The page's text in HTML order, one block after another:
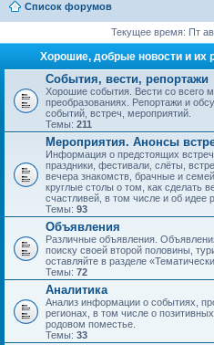
Список форумов
Текущее время: Пт
Хорошие, добрые новости и их
События, вести, репортажи
Хорошие события. Вести со всего
преобразованиях. Репортажи и
событий, встреч, мероприятий.
Темы: 211
Мероприятия. Анонсы
Информация о предстоящих
праздники, фестивали, слёты,
вечера знакомств, брачные и
круглые столы о том, как сделать
счастливей, в том числе и об идее
Темы: 93
Объявления
Различные объявления.
поиску своей второй половины,
оставляйте в разделе
Темы: 72
Аналитика
Анализ информации о событиях,
регионах, в том числе о
родовом поместье.
Темы: 33